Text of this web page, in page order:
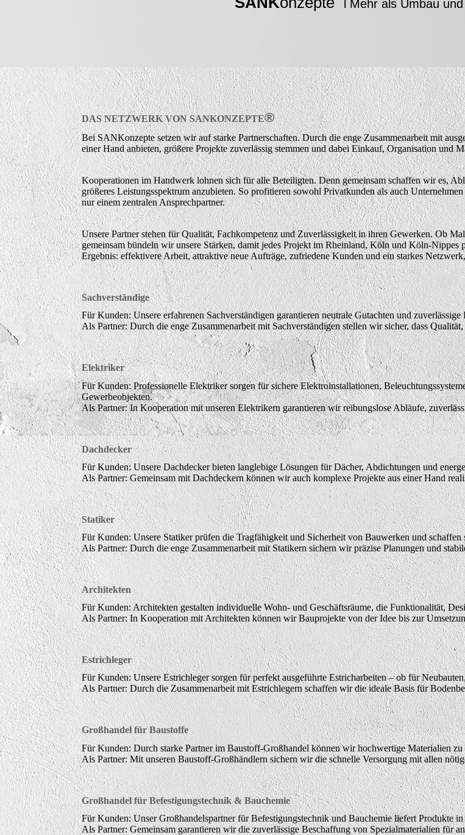
l Mehr als Umbau
DAS NETZWERK VONSANKONZEPTE®
Bei SANKonzepte setzen wir auf starke Partnerschaften. Durch die enge Zusammenarbeit mit
einer Hand anbieten, größere Projekte zuverlässig stemmen und dabei Einkauf, Organisation und
Kooperationen im Handwerk lohnen sich für alle Beteiligten. Denn gemeinsam schaffen wir es,
größeres Leistungsspektrum anzubieten. So profitieren sowohl Privatkunden als auch
nur einem zentralen Ansprechpartner.
Unsere Partner stehen für Qualität, Fachkompetenz und Zuverlässigkeit in ihren Gewerken. Ob
gemeinsam bündeln wir unsere Stärken, damit jedes Projekt im Rheinland, Köln und Köln-
Ergebnis: effektivere Arbeit, attraktive neue Aufträge, zufriedene Kunden und ein starkes
Sachverständige
Für Kunden: Unsere erfahrenen Sachverständigen garantieren neutrale Gutachten und
Als Partner: Durch die enge Zusammenarbeit mit Sachverständigen stellen wir sicher, dass
Elektriker
Für Kunden: Professionelle Elektriker sorgen für sichere Elektroinstallationen,
Gewerbeobjekten.
Als Partner: In Kooperation mit unseren Elektrikern garantieren wir reibungslose Abläufe,
Dachdecker
Für Kunden: Unsere Dachdecker bieten langlebige Lösungen für Dächer, Abdichtungen und
Als Partner: Gemeinsam mit Dachdeckern können wir auch komplexe Projekte aus einer Hand
Statiker
Für Kunden: Unsere Statiker prüfen die Tragfähigkeit und Sicherheit von Bauwerken und
Als Partner: Durch die enge Zusammenarbeit mit Statikern sichern wir präzise Planungen und
Architekten
Für Kunden: Architekten gestalten individuelle Wohn- und Geschäftsräume, die Funktionalität,
Als Partner: In Kooperation mit Architekten können wir Bauprojekte von der Idee bis zur
Estrichleger
Für Kunden: Unsere Estrichleger sorgen für perfekt ausgeführte Estricharbeiten – ob für
Als Partner: Durch die Zusammenarbeit mit Estrichlegern schaffen wir die ideale Basis für
Großhandel für Baustoffe
Für Kunden: Durch starke Partner im Baustoff-Großhandel können wir hochwertige Materialien
Als Partner: Mit unseren Baustoff-Großhändlern sichern wir die schnelle Versorgung mit allen
Großhandel für Befestigungstechnik & Bauchemie
Für Kunden: Unser Großhandelspartner für Befestigungstechnik und Bauchemie liefert Produkte
Als Partner: Gemeinsam garantieren wir die zuverlässige Beschaffung von Spezialmaterialien für